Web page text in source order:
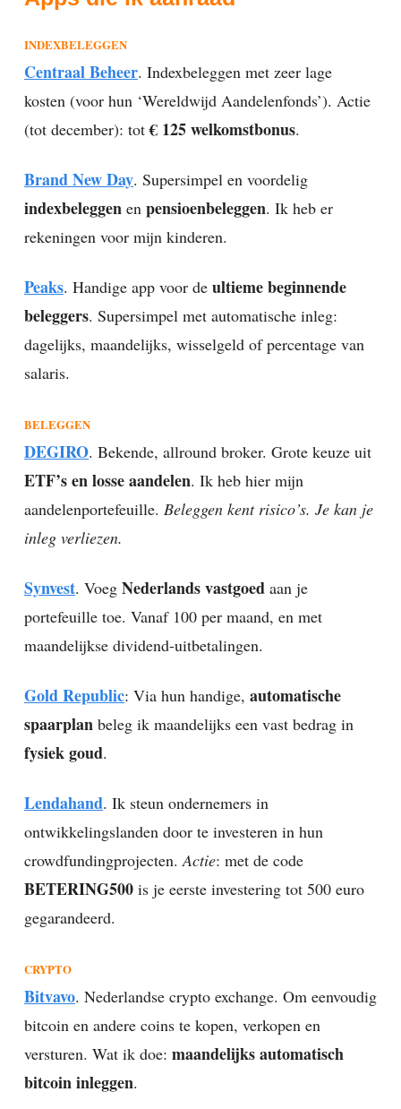
INDEXBELEGGEN
Centraal Beheer. Indexbeleggen met zeer lage
kosten (voor hun ‘Wereldwijd Aandelenfonds’). Actie
(tot december): tot€ 125 welkomstbonus.
Brand New Day. Supersimpel en voordelig
indexbeleggen en pensioenbeleggen. Ik heb er
rekeningen voor mijn kinderen.
Peaks. Handige app voor de ultieme beginnende
beleggers. Supersimpel met automatische inleg:
dagelijks, maandelijks, wisselgeld of percentage van
salaris.
BELEGGEN
DEGIRO. Bekende, allround broker. Grote keuze uit
ETF’s en losse aandelen. Ik heb hier mijn
aandelenportefeuille. Beleggen kent risico’s. Je kan je
inleg verliezen.
Synvest. Voeg Nederlands vastgoed aan je
portefeuille toe. Vanaf 100 per maand, en met
maandelijkse dividend-uitbetalingen.
Gold Republic: Via hun handige, automatische
spaarplan beleg ik maandelijks een vast bedrag in
fysiek goud.
Lendahand. Ik steun ondernemers in
ontwikkelingslanden door te investeren in hun
crowdfundingprojecten. Actie: met de code
BETERING500 is je eerste investering tot 500 euro
gegarandeerd.
CRYPTO
Bitvavo. Nederlandse crypto exchange. Om eenvoudig
bitcoin en andere coins te kopen, verkopen en
versturen. Wat ik doe: maandelijks automatisch
bitcoin inleggen.